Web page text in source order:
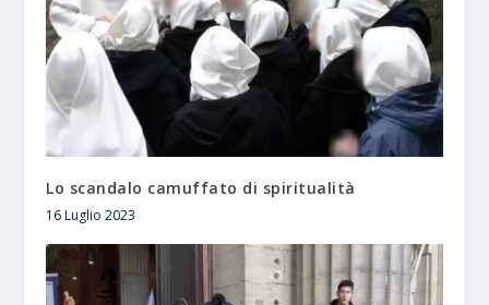
Lo scandalo camuffato di spiritualità
16 Luglio 2023